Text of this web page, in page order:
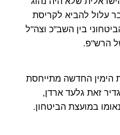
עלול להביא לקריסת
בין השב"כ וצה"ל
של הרש"פ.
החדשה מתייחסת
זאת גלעד ארדן,
במועצת הביטחון.